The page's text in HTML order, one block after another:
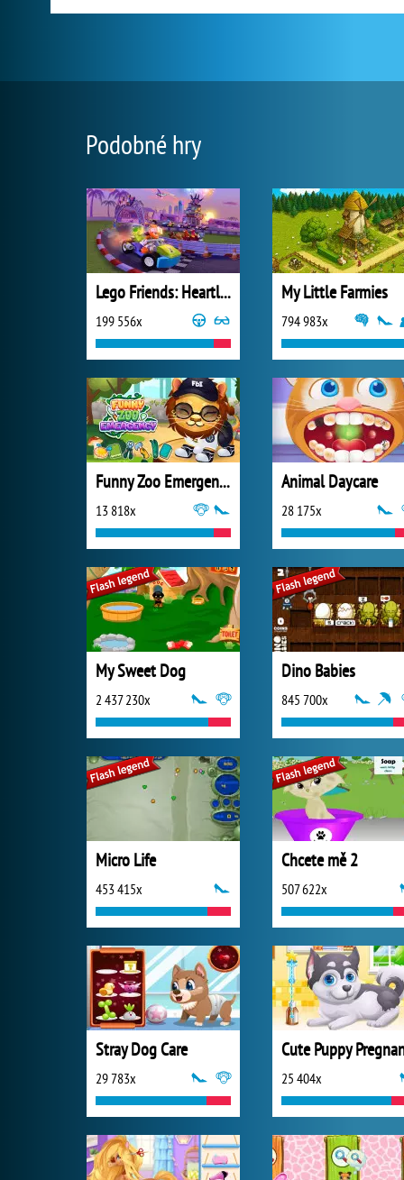
Podobné hry
Lego Friends: Heartlake Rush
199 556x
My Little Farmies
794 983x
Funny Zoo Emergency
13 818x
Animal Daycare
28 175x
My Sweet Dog
2 437 230x
Dino Babies
845 700x
Micro Life
453 415x
Chcete mě 2
507 622x
Stray Dog Care
29 783x
Cute Puppy
25 404x